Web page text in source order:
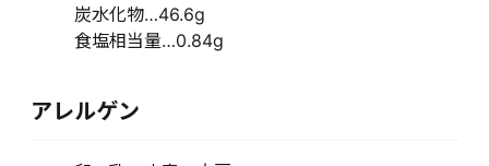
炭水化物…46.6g
食塩相当量…0.84g
アレルゲン